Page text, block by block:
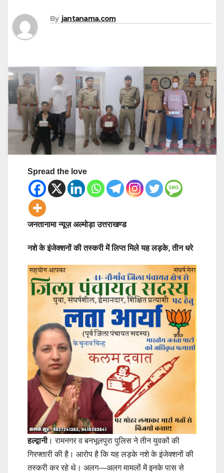
By jantanama.com
Spread the love
जनतानामा न्यूज़ अल्मोड़ा उत्तराखण्ड
नशे के इंजेक्शनों की तस्करी में लिप्त मिले यह लड़के, तीन धरे
हल्द्वानी। रामनगर व बनभूलपुरा पुलिस ने तीन युवकों की
गिरफ्तारी की है। आरोप है कि यह लड़के नशे के इंजेक्शनों की
तस्करी कर रहे थे। अलग—अलग मामलों में इनके पास से